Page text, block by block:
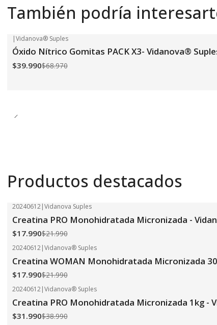
También podría
-42% OFF
|Vidanova® Suples
Óxido Nítrico Gomitas PACK X3- Vidanova®
$39.990$68.970
Productos destacados
-18% OFF
20240612|Vidanova Suples
Creatina PRO Monohidratada Micronizada -
$17.990$21.990
-18% OFF
20240612|Vidanova® Suples
Creatina WOMAN Monohidratada Micronizada
$17.990$21.990
-18% OFF
20240612|Vidanova® Suples
Creatina PRO Monohidratada Micronizada 1kg -
$31.990$38.990